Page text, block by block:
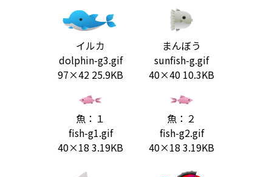
イルカ
dolphin-g3.gif
97×42 25.9KB
まんぼう
sunfish-g.gif
40×40 10.3KB
魚：１
fish-g1.gif
40×18 3.19KB
魚：２
fish-g2.gif
40×18 3.19KB